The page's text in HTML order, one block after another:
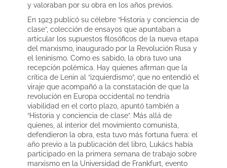
y valoraban por su obra en los años previos.
En 1923 publicó su célebre “Historia y conciencia de
clase”, colección de ensayos que apuntaban a
articular los supuestos filosóficos de la nueva etapa
del marxismo, inaugurado por la Revolución Rusa y
el leninismo. Como es sabido, la obra tuvo una
recepción polémica. Hay quienes afirman que la
crítica de Lenin al “izquierdismo”, que no entendió el
viraje que acompañó a la constatación de que la
revolución en Europa occidental no tendría
viabilidad en el corto plazo, apuntó también a
“Historia y conciencia de clase”. Más allá de
quienes, al interior del movimiento comunista,
defendieron la obra, esta tuvo más fortuna fuera: el
año previo a la publicación del libro, Lukács había
participado en la primera semana de trabajo sobre
marxismo en la Universidad de Frankfurt, evento